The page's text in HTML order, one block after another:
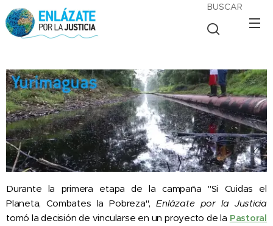
BUSCAR
Durante la primera etapa de la campaña "Si Cuidas el
Planeta, Combates la Pobreza",Enlázate por la Justicia
tomó la decisión de vincularse en un proyecto de la Pastoral